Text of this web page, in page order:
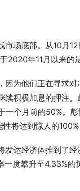
场底部。从10月
2020年11月以来的
为他们正在寻求
积极加息的押注
个月前的50%。
将达到惊人的100%
达经济体推到了
度攀升至4.33%